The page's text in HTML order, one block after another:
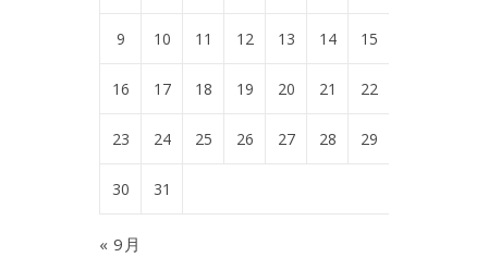
9 10 11 12 13 14 15
16 17 18 19 20 21 22
23 24 25 26 27 28 29
30 31
« 9月